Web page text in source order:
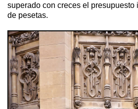
superado con creces el
de pesetas.